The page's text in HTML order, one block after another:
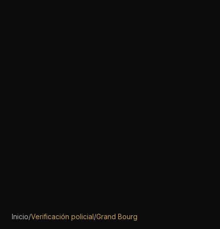
Inicio/Verificación policial/Grand Bourg